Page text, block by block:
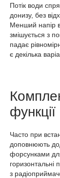
Потік води
донизу, без
Менший напір
змішується з
падає
є декілька
функції
Часто при
доповнюють
форсунками
горизонтальні
з